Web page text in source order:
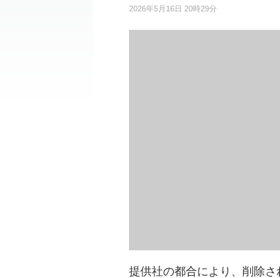
2026年5月16日 20時29分
提供社の都合により、削除さ